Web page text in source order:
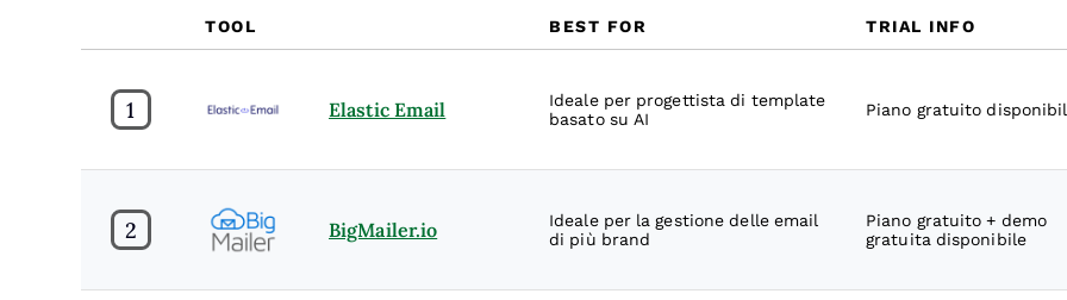
TOOL BEST FOR TRIAL INFO
1 Elastic Email
Ideale per progettista di template
basato su AI
Piano gratuito
2 BigMailer.io
Ideale per la gestione delle email
di più brand
Piano gratuito + demo
gratuita disponibile